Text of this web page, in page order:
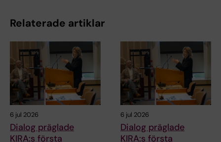
Relaterade artiklar
6 jul 2026
Dialog präglade
KIRA:s första
6 jul 2026
Dialog präglade
KIRA:s första